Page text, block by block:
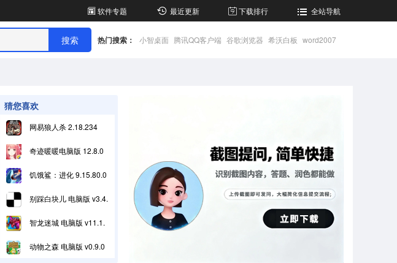
软件专题 最近更新 下载排行 全站导航
热门搜索： 小智桌面 腾讯QQ客户端 谷歌浏览器 希沃白板 word2007
猜您喜欢
网易狼人杀 2.18.234
奇迹暖暖电脑版 12.8.0
饥饿鲨：进化 9.15.80.0
别踩白块儿 电脑版 v3.4.6.4
智龙迷城 电脑版 v11.1.1
动物之森 电脑版 v0.9.0